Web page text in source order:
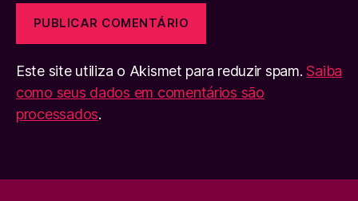
Este site utiliza o Akismet para reduzir spam.Saiba
como seus dados em comentários são
processados.